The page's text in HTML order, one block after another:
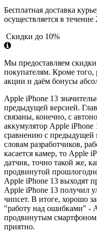
Бесплатная доставка
осуществляется в течение
Скидки до 10%
Мы предоставляем
покупателям. Кроме
акции и даём бонусы
Apple iPhone 13
предыдущей версией.
связаны, конечно, с
аккумулятор Apple
сравнению с предыдущей
словам разработчиков,
касается камер, то Apple
датчик, точно такой же,
продвинутой
Apple iPhone 13 выходят
Apple iPhone 13 получил
чипсет. В итоге, хорошо
"работу над ошибками" -
продвинутым
приятно.